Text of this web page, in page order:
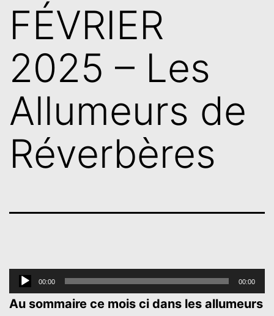
FÉVRIER
2025 – Les
Allumeurs de
Réverbères
Lecteur
audio
00:00 00:00
Au sommaire ce mois ci dans les allumeurs